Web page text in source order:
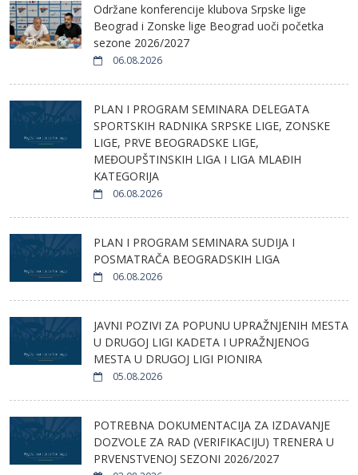
Održane konferencije klubova Srpske lige
Beograd i Zonske lige Beograd uoči početka
sezone 2026/2027
06.08.2026
PLAN I PROGRAM SEMINARA DELEGATA
SPORTSKIH RADNIKA SRPSKE LIGE, ZONSKE
LIGE, PRVE BEOGRADSKE LIGE,
MEĐOUPŠTINSKIH LIGA I LIGA MLAĐIH
KATEGORIJA
06.08.2026
PLAN I PROGRAM SEMINARA SUDIJA I
POSMATRAČA BEOGRADSKIH LIGA
06.08.2026
JAVNI POZIVI ZA POPUNU UPRAŽNJENIH MESTA
U DRUGOJ LIGI KADETA I UPRAŽNJENOG
MESTA U DRUGOJ LIGI PIONIRA
05.08.2026
POTREBNA DOKUMENTACIJA ZA IZDAVANJE
DOZVOLE ZA RAD (VERIFIKACIJU) TRENERA U
PRVENSTVENOJ SEZONI 2026/2027